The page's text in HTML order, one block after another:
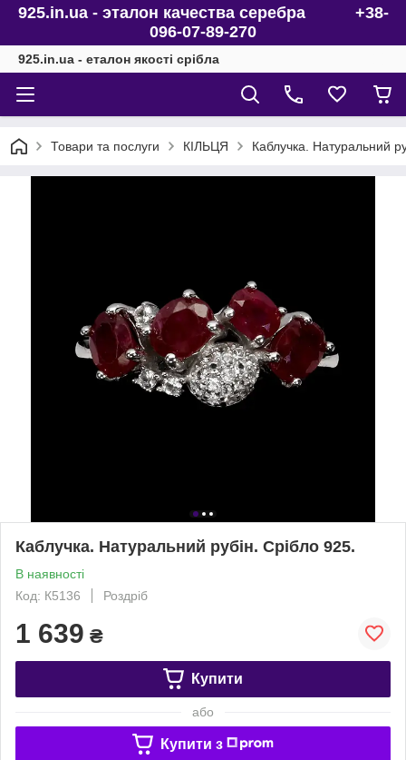
925.in.ua - эталон качества серебра +38-
096-07-89-270
925.in.ua - еталон якості срібла
Товари та послуги КІЛЬЦЯ Каблучка. Натуральний
Каблучка. Натуральний рубін. Срібло 925.
В наявності
Код: К5136
Роздріб
1 639 ₴
Купити
або
Купити з